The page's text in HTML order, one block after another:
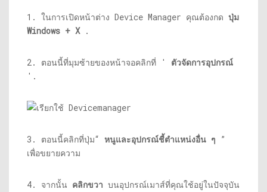
1. ในการเปิดหน้าต่าง Device Manager คุณต้องกด ปุ่ม
Windows + X.
2. ตอนนี้ที่มุมซ้ายของหน้าจอคลิกที่ ' ตัวจัดการอุปกรณ์
'.
3. ตอนนี้คลิกที่ปุ่ม“ หนูและอุปกรณ์ชี้ตำแหน่งอื่น ๆ ”
เพื่อขยายความ
4. จากนั้น คลิกขวา บนอุปกรณ์เมาส์ที่คุณใช้อยู่ในปัจจุบัน